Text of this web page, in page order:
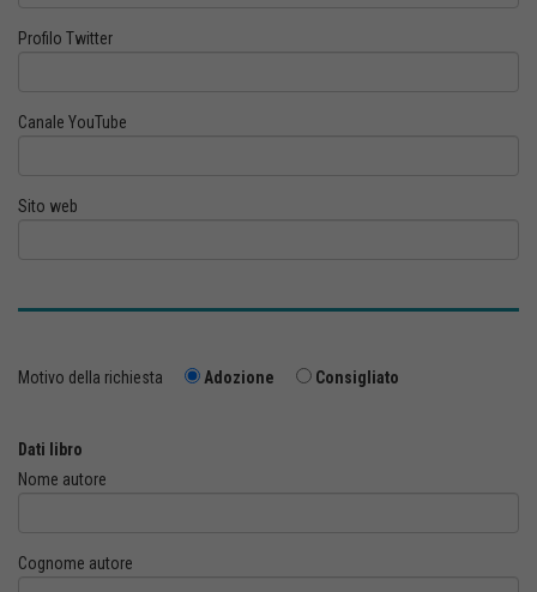
Profilo Twitter
Canale YouTube
Sito web
Motivo della richiesta Adozione Consigliato
Dati libro
Nome autore
Cognome autore